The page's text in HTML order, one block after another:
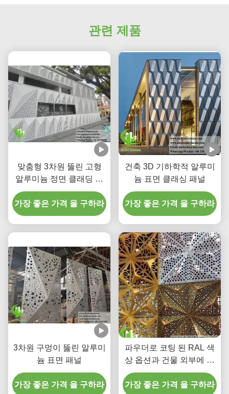
관련 제품
맞춤형 3차원 뚫린 고형
알루미늄 정면 클래딩 패
널
가장 좋은 가격 을 구하라
건축 3D 기하학적 알루미
늄 표면 클래싱 패널
가장 좋은 가격 을 구하라
3차원 구멍이 뚫린 알루미
늄 표면 패널
가장 좋은 가격 을 구하라
파우더로 코팅 된 RAL 색
상 옵션과 건물 외부에 대
한 CNC 절단으로 사용자
정의 된 3D 알루미늄 표면
가장 좋은 가격 을 구하라